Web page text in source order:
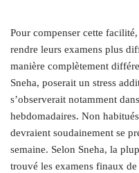
Pour compenser cette
rendre leurs examens plus
manière complètement
Sneha, poserait un stress
s’observerait notamment
hebdomadaires. Non
devraient soudainement se
semaine. Selon Sneha, la
trouvé les examens finaux